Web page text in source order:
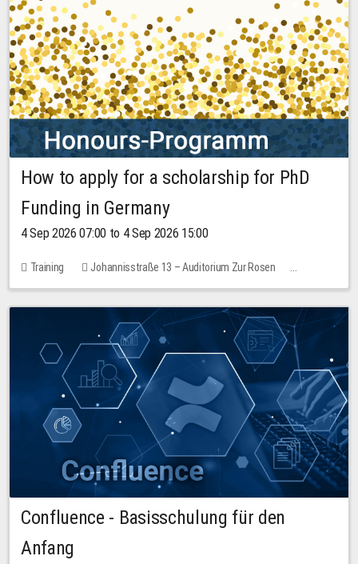
How to apply for a scholarship for PhD
Funding in Germany
4 Sep 2026 07:00 to 4 Sep 2026 15:00
Training
Johannisstraße 13 – Auditorium Zur Rosen
No free places
Confluence - Basisschulung für den
Anfang